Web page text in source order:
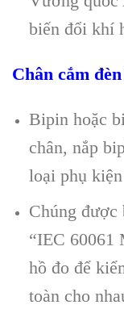
biến đổi khí
Chân cắm
Bipin hoặc
chân, nắp
loại phụ
Chúng được
“IEC 60061
hồ đo để
toàn cho